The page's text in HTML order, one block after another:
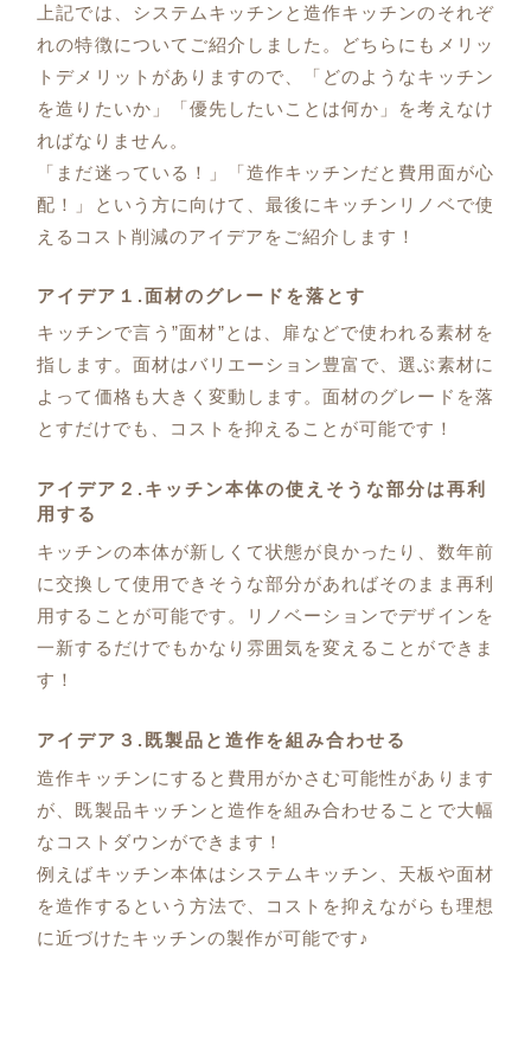
上記では、システムキッチンと造作キッチンのそれぞ
れの特徴についてご紹介しました。どちらにもメリッ
トデメリットがありますので、「どのようなキッチン
を造りたいか」「優先したいことは何か」を考えなけ
ればなりません。
「まだ迷っている！」「造作キッチンだと費用面が心
配！」という方に向けて、最後にキッチンリノベで使
えるコスト削減のアイデアをご紹介します！
アイデア１.面材のグレードを落とす
キッチンで言う”面材”とは、扉などで使われる素材を
指します。面材はバリエーション豊富で、選ぶ素材に
よって価格も大きく変動します。面材のグレードを落
とすだけでも、コストを抑えることが可能です！
アイデア２.キッチン本体の使えそうな部分は再利
用する
キッチンの本体が新しくて状態が良かったり、数年前
に交換して使用できそうな部分があればそのまま再利
用することが可能です。リノベーションでデザインを
一新するだけでもかなり雰囲気を変えることができま
す！
アイデア３.既製品と造作を組み合わせる
造作キッチンにすると費用がかさむ可能性があります
が、既製品キッチンと造作を組み合わせることで大幅
なコストダウンができます！
例えばキッチン本体はシステムキッチン、天板や面材
を造作するという方法で、コストを抑えながらも理想
に近づけたキッチンの製作が可能です♪